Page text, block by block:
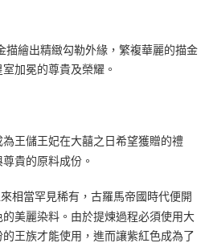
描繪出精緻勾勒外緣，繁複華麗的描金
加冕的尊貴及榮耀。
為王儲王妃在大囍之日希望獲贈的禮
貴的原料成份。
相當罕見稀有，古羅馬帝國時代便開
美麗染料。由於提煉過程必須使用大
王族才能使用，進而讓紫紅色成為了